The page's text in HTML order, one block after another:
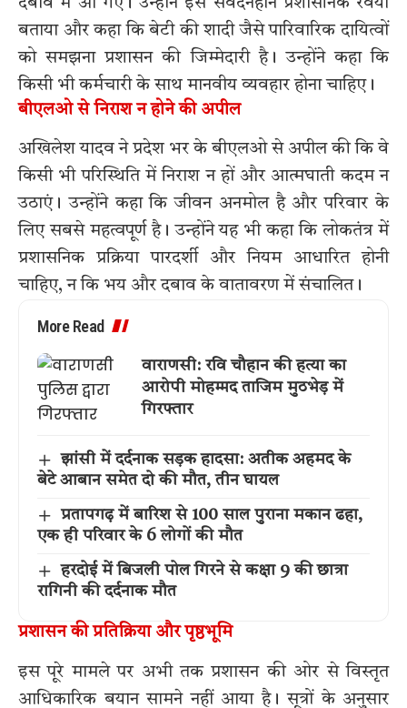
बताया और कहा कि बेटी की शादी जैसे पारिवारिक दायित्वों
को समझना प्रशासन की जिम्मेदारी है। उन्होंने कहा कि
किसी भी कर्मचारी के साथ मानवीय व्यवहार होना चाहिए।
बीएलओ से निराश न होने की अपील
अखिलेश यादव ने प्रदेश भर के बीएलओ से अपील की कि वे
किसी भी परिस्थिति में निराश न हों और आत्मघाती कदम न
उठाएं। उन्होंने कहा कि जीवन अनमोल है और परिवार के
लिए सबसे महत्वपूर्ण है। उन्होंने यह भी कहा कि लोकतंत्र में
प्रशासनिक प्रक्रिया पारदर्शी और नियम आधारित होनी
चाहिए, न कि भय और दबाव के वातावरण में संचालित।
More Read
वाराणसी: रवि चौहान की हत्या का
आरोपी मोहम्मद ताजिम मुठभेड़ में
गिरफ्तार
झांसी में दर्दनाक सड़क हादसा: अतीक अहमद के
बेटे आबान समेत दो की मौत, तीन घायल
प्रतापगढ़ में बारिश से 100 साल पुराना मकान ढहा,
एक ही परिवार के 6 लोगों की मौत
हरदोई में बिजली पोल गिरने से कक्षा 9 की छात्रा
रागिनी की दर्दनाक मौत
प्रशासन की प्रतिक्रिया और पृष्ठभूमि
इस पूरे मामले पर अभी तक प्रशासन की ओर से विस्तृत
आधिकारिक बयान सामने नहीं आया है। सूत्रों के अनुसार